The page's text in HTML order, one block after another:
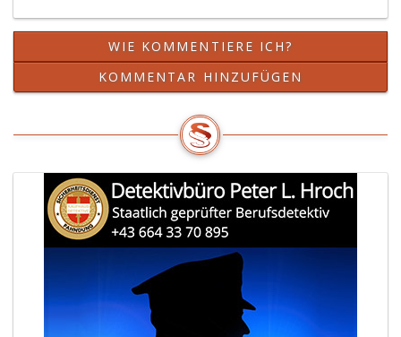
WIE KOMMENTIERE ICH?
KOMMENTAR HINZUFÜGEN